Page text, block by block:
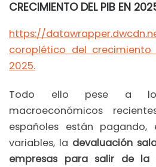
CRECIMIENTO DEL PIB EN
https://
coroplético del crecimiento
2025.
Todo ello pese a
macroeconómicos
españoles están
variables, la devaluación
empresas para salir de la